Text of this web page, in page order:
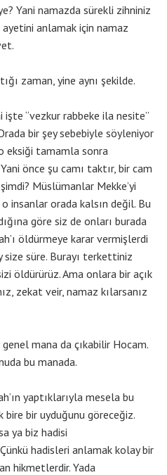
Yani namazda sürekli zihniniz
ayetini anlamak için namaz
zaman, yine aynı şekilde.
işte “vezkur rabbeke ila nesite”
bir şey sebebiyle söyleniyor
eksiği tamamla sonra
önce şu camı taktır, bir cam
Müslümanlar Mekke’yi
insanlar orada kalsın değil. Bu
göre siz de onları burada
öldürmeye karar vermişlerdi
süre. Burayı terkettiniz
öldürürüz. Ama onlara bir açık
zekat veir, namaz kılarsanız
mana da çıkabilir Hocam.
bu manada.
yaptıklarıyla mesela bu
bire bir uyduğunu göreceğiz.
ya biz hadisi
hadisleri anlamak kolay bir
hikmetlerdir. Yada